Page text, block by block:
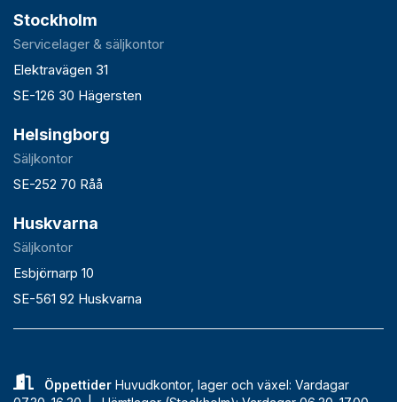
Stockholm
Servicelager & säljkontor
Elektravägen 31
SE-126 30 Hägersten
Helsingborg
Säljkontor
SE-252 70 Råå
Huskvarna
Säljkontor
Esbjörnarp 10
SE-561 92 Huskvarna
ÖppettiderHuvudkontor, lager och växel: Vardagar